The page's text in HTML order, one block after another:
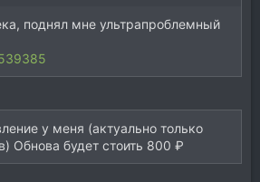
поднял мне ультрапроблемный
у меня (актуально только
Обнова будет стоить 800 ₽